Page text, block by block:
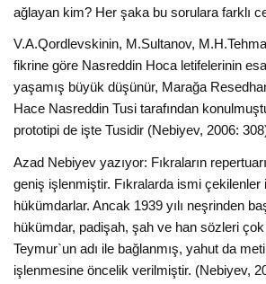
ağlayan kim? Her şaka bu sorulara farklı
V.A.Qordlevskinin, M.Sultanov,
fikrine göre Nasreddin Hoca letifelerinin
yaşamış büyük düşünür, Marağa
Hace Nasreddin Tusi tarafından
prototipi de işte Tusidir (Nebiyev, 2006:
Azad Nebiyev yazıyor: Fıkraların
geniş işlenmiştir. Fıkralarda ismi
hükümdarlar. Ancak 1939 yılı neşrinden
hükümdar, padişah, şah ve han sözleri
Teymur`un adı ile bağlanmış, yahut da
işlenmesine öncelik verilmiştir. (Nebiyev,